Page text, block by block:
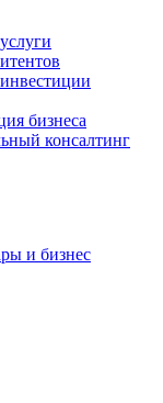
бизнеса
консалтинг
и бизнес